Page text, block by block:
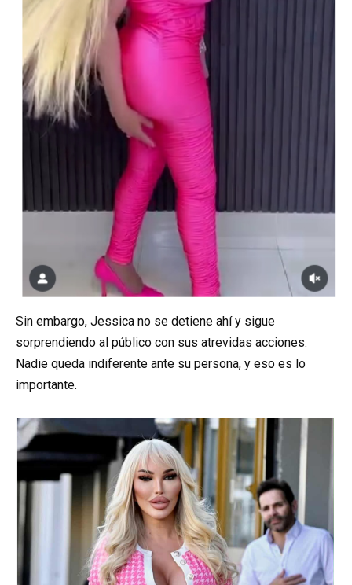
Sin embargo, Jessica no se detiene ahí y sigue
sorprendiendo al público con sus atrevidas acciones.
Nadie queda indiferente ante su persona, y eso es lo
importante.